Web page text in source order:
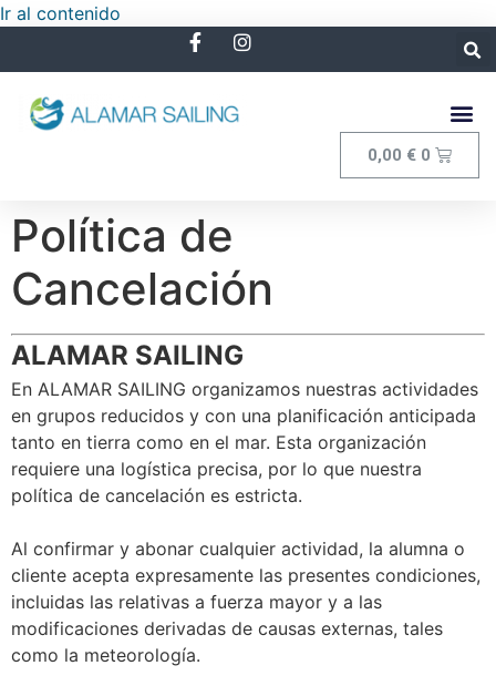
Ir al contenido
0,00 € 0
Política de
Cancelación
ALAMAR SAILING
En ALAMAR SAILING organizamos nuestras actividades
en grupos reducidos y con una planificación anticipada
tanto en tierra como en el mar. Esta organización
requiere una logística precisa, por lo que nuestra
política de cancelación es estricta.
Al confirmar y abonar cualquier actividad, la alumna o
cliente acepta expresamente las presentes condiciones,
incluidas las relativas a fuerza mayor y a las
modificaciones derivadas de causas externas, tales
como la meteorología.